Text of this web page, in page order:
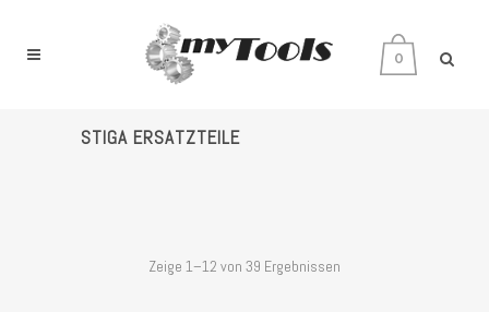
0
STIGA ERSATZTEILE
Zeige 1–12 von 39 Ergebnissen